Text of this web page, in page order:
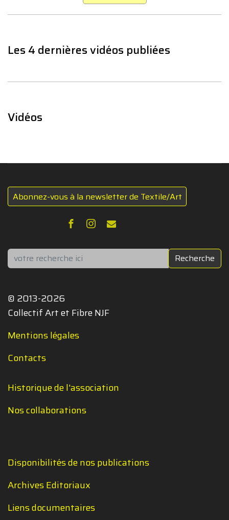
Les 4 dernières vidéos publiées
Vidéos
Abonnez-vous à la newsletter de Textile/Art
Rechercher Recherche
© 2013-2026
Collectif Art et Fibre NJF
Mentions légales
Contacts
Historique de l'association
Nos collaborations
Disponibilités de nos publications
Archives Editoriaux
Liens documentaires